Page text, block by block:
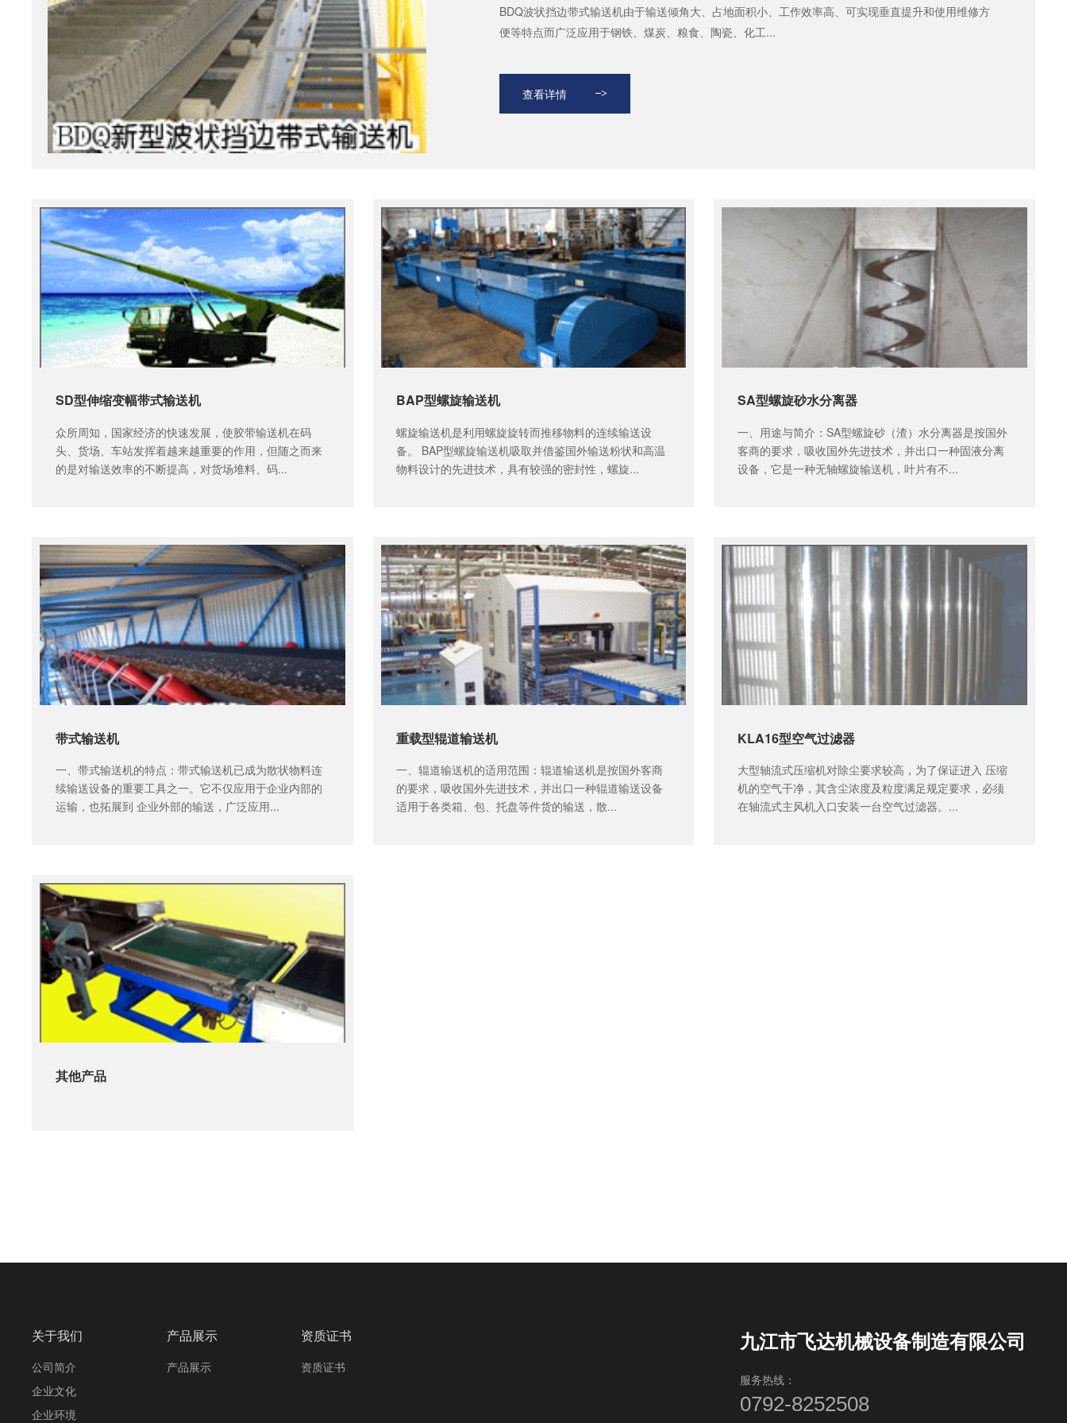
BDQ波状挡边带式输送机由于输送倾角大、占地面积小、工作效率高、可实现垂直提升和使用维修方
便等特点而广泛应用于钢铁、煤炭、粮食、陶瓷、化工...
查看详情 >
SD型伸缩变幅带式输送机
众所周知，国家经济的快速发展，使胶带输送机在码
头、货场、车站发挥着越来越重要的作用，但随之而来
的是对输送效率的不断提高，对货场堆料、码...
BAP型螺旋输送机
螺旋输送机是利用螺旋旋转而推移物料的连续输送设
备。 BAP型螺旋输送机吸取并借鉴国外输送粉状和高温
物料设计的先进技术，具有较强的密封性，螺旋...
SA型螺旋砂水分离器
一、用途与简介：SA型螺旋砂（渣）水分离器是按国外
客商的要求，吸收国外先进技术，并出口一种固液分离
设备，它是一种无轴螺旋输送机，叶片有不...
带式输送机
一、带式输送机的特点：带式输送机已成为散状物料连
续输送设备的重要工具之一。它不仅应用于企业内部的
运输，也拓展到 企业外部的输送，广泛应用...
重载型辊道输送机
一、辊道输送机的适用范围：辊道输送机是按国外客商
的要求，吸收国外先进技术，并出口一种辊道输送设备
适用于各类箱、包、托盘等件货的输送，散...
KLA16型空气过滤器
大型轴流式压缩机对除尘要求较高，为了保证进入 压缩
机的空气干净，其含尘浓度及粒度满足规定要求，必须
在轴流式主风机入口安装一台空气过滤器。...
其他产品
关于我们
公司简介
企业文化
企业环境
产品展示
产品展示
资质证书
资质证书
九江市飞达机械设备制造有限公司
服务热线：
0792-8252508